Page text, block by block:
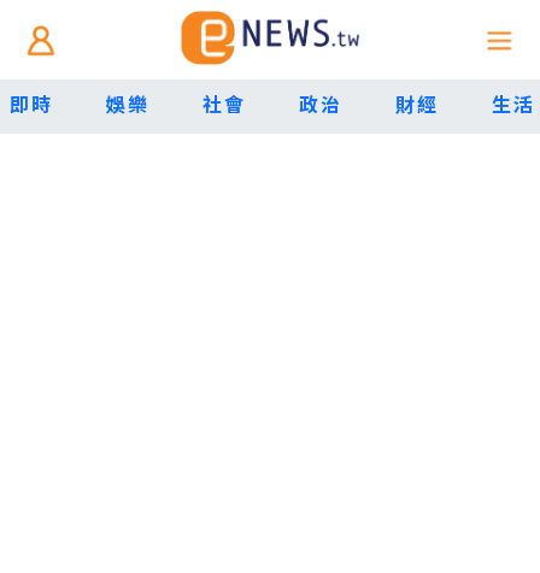
即時 娛樂 社會 政治 財經 生活